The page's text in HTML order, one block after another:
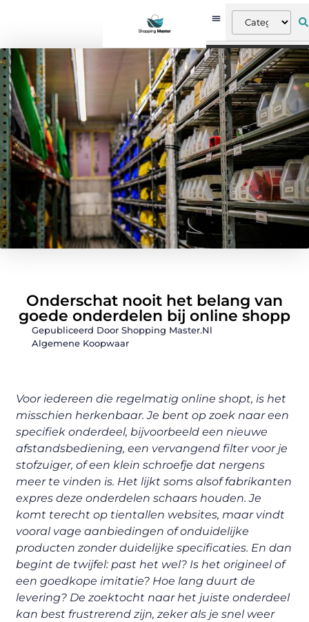
Onderschat nooit het belang van
goede onderdelen bij online shopp
Gepubliceerd Door Shopping Master.nl
Algemene Koopwaar
Voor iedereen die regelmatig online shopt, is het
misschien herkenbaar. Je bent op zoek naar een
specifiek onderdeel, bijvoorbeeld een nieuwe
afstandsbediening, een vervangend filter voor je
stofzuiger, of een klein schroefje dat nergens
meer te vinden is. Het lijkt soms alsof fabrikanten
expres deze onderdelen schaars houden. Je
komt terecht op tientallen websites, maar vindt
vooral vage aanbiedingen of onduidelijke
producten zonder duidelijke specificaties. En dan
begint de twijfel: past het wel? Is het origineel of
een goedkope imitatie? Hoe lang duurt de
levering? De zoektocht naar het juiste onderdeel
kan best frustrerend zijn, zeker als je snel weer